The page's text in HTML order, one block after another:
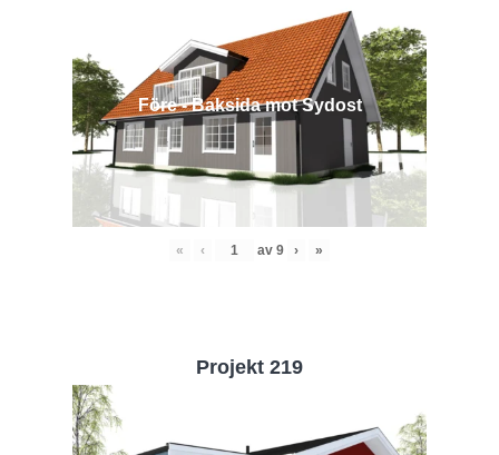
Före - Baksida mot Sydost
« ‹ av 9 › »
Projekt 219